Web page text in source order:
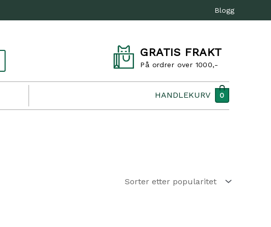
Blogg
GRATIS FRAKT
På ordrer over 1000,-
HANDLEKURV 0